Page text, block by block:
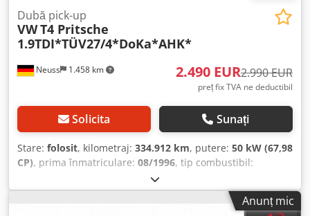
automat - Montaje ulterioare platformă cargou (LBW) și
alte soluț Chodpfx Aexcpwhjhyja
Neuss 1.458 km
Dubă pick-up
VWT4 Pritsche
1.9TDI*TÜV27/4*DoKa*AHK*
2.490 EUR2.990 EUR
preț fix TVA ne deductibil
Solicita Sunați
Stare: folosit, kilometraj: 334.912 km, putere: 50 kW (67,98
CP), prima înmatriculare: 08/1996, tip combustibil:
2.785 kg
(TÜV):04/2027, culoare:portocaliu, tip de angrenaj:
, * A treia mână * ITP valabil
Anunț mic